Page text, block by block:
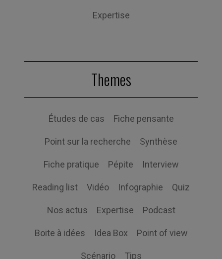
Expertise
Themes
Études de cas Fiche pensante
Point sur la recherche Synthèse
Fiche pratique Pépite Interview
Reading list Vidéo Infographie Quiz
Nos actus Expertise Podcast
Boite à idées Idea Box Point of view
Scénario Tips